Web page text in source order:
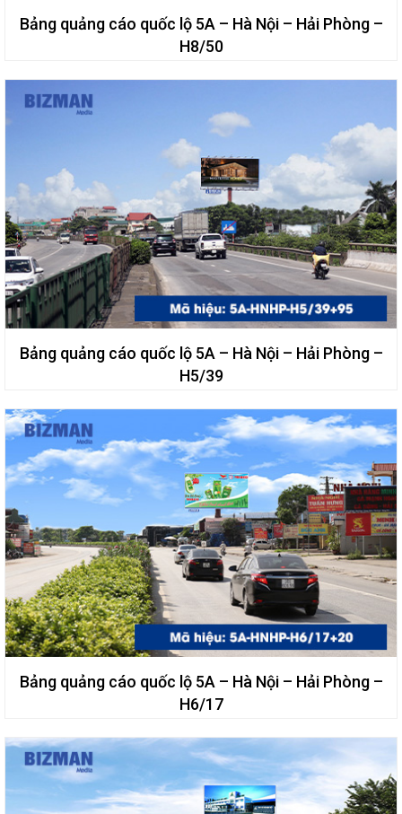
Bảng quảng cáo quốc lộ 5A – Hà Nội – Hải Phòng –
H8/50
Bảng quảng cáo quốc lộ 5A – Hà Nội – Hải Phòng –
H5/39
Bảng quảng cáo quốc lộ 5A – Hà Nội – Hải Phòng –
H6/17